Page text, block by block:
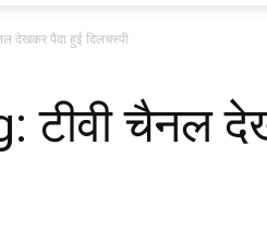
देखकर पैदा हुई दिलचस्पी
चैनल